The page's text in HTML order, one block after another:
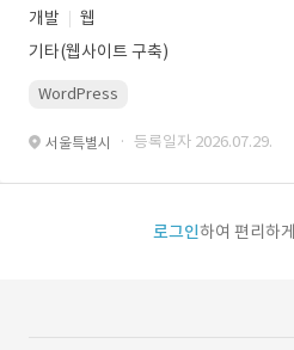
개발
웹
기타(웹사이트 구축)
WordPress
서울특별시 · 등록일자 2026.07.29.
로그인하여 편리하